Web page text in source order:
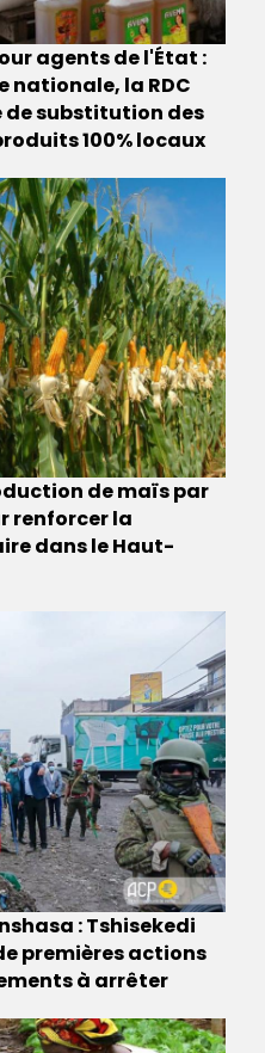
agents de l'État :
nationale, la RDC
de substitution des
100% locaux
de maïs par
renforcer la
dans le Haut-
: Tshisekedi
premières actions
à arrêter